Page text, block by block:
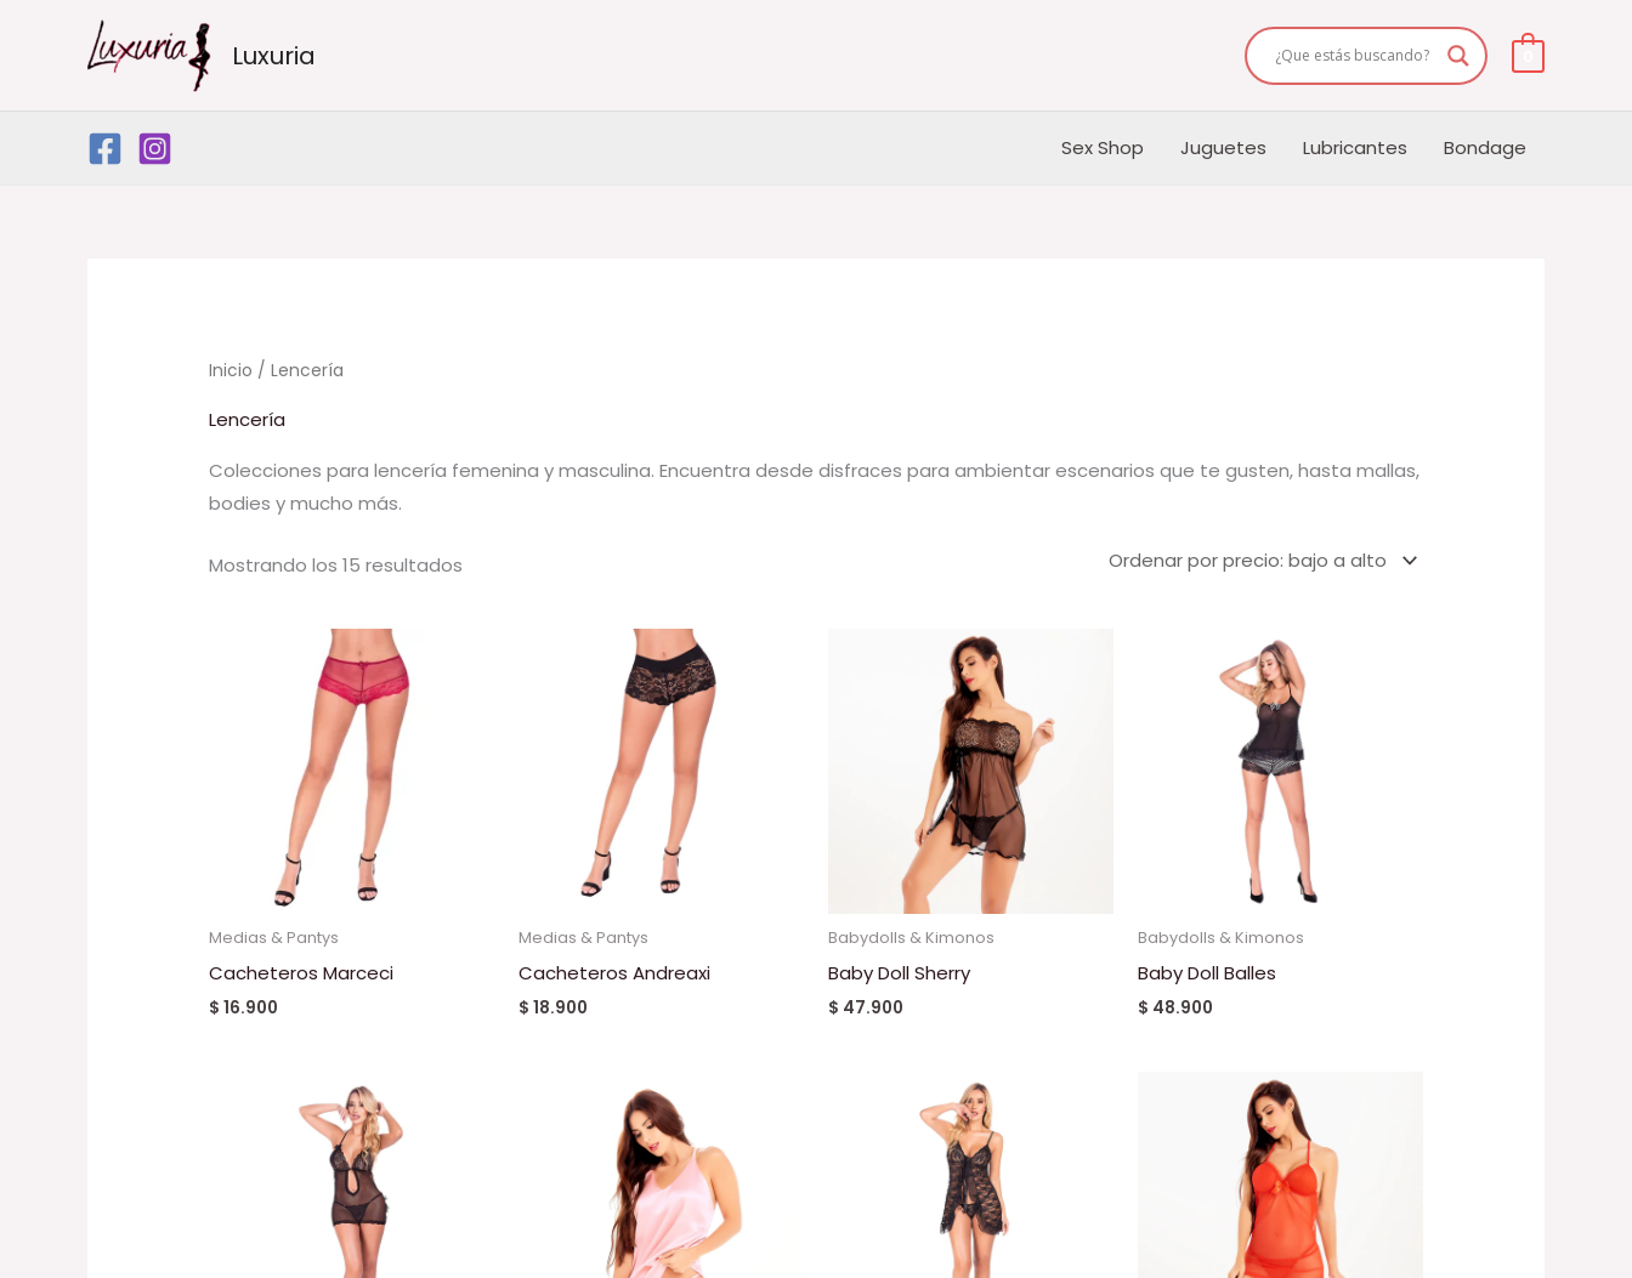
Luxuria
Sex Shop Juguetes Lubricantes Bondage
Inicio / Lencería
Lencería
Colecciones para lencería femenina y masculina. Encuentra desde disfraces para ambientar escenarios que te gusten, hasta mallas,
bodies y mucho más.
Mostrando los 15 resultados
Medias & Pantys
Cacheteros Marceci
$ 16.900
Medias & Pantys
Cacheteros Andreaxi
$ 18.900
Babydolls & Kimonos
Baby Doll Sherry
$ 47.900
Babydolls & Kimonos
Baby Doll Balles
$ 48.900